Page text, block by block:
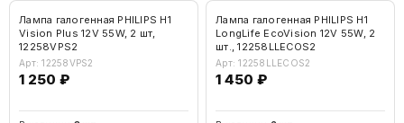
Лампа галогенная PHILIPS H1
Vision Plus 12V 55W, 2 шт,
12258VPS2
Арт: 12258VPS2
1 250 ₽
Лампа галогенная PHILIPS H1
LongLife EcoVision 12V 55W, 2
шт., 12258LLECOS2
Арт: 12258LLECOS2
1 450 ₽